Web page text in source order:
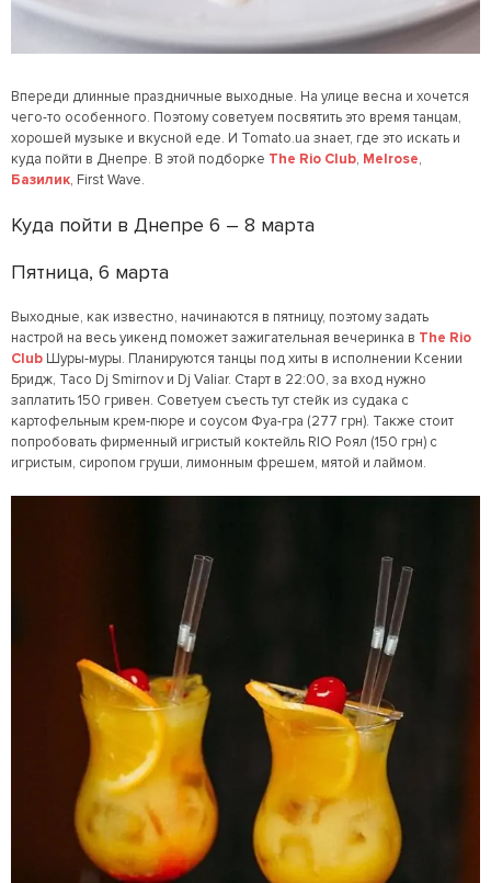
Впереди длинные праздничные выходные. На улице весна и хочется
чего-то особенного. Поэтому советуем посвятить это время танцам,
хорошей музыке и вкусной еде. И Tomato.ua знает, где это искать и
куда пойти в Днепре. В этой подборке The Rio Club, Melrose,
Базилик, First Wave.
Куда пойти в Днепре 6 – 8 марта
Пятница, 6 марта
Выходные, как известно, начинаются в пятницу, поэтому задать
настрой на весь уикенд поможет зажигательная вечеринка в The Rio
Club Шуры-муры. Планируются танцы под хиты в исполнении Ксении
Бридж, Тасо Dj Smirnov и Dj Valiar. Старт в 22:00, за вход нужно
заплатить 150 гривен. Советуем съесть тут стейк из судака с
картофельным крем-пюре и соусом Фуа-гра (277 грн). Также стоит
попробовать фирменный игристый коктейль RIO Роял (150 грн) с
игристым, сиропом груши, лимонным фрешем, мятой и лаймом.